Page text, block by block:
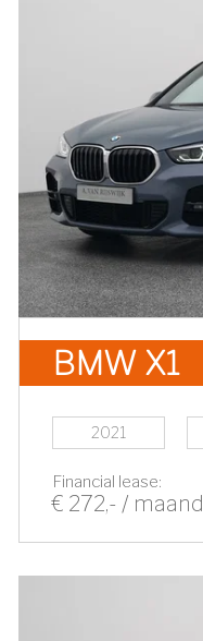
BMW X1
2021
Financial lease:
€ 272,- / maand